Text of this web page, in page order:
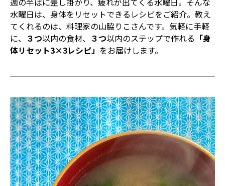
水曜日は、身体をリセットできるレシピをご紹介。教え
てくれるのは、料理家の山脇りこさんです。気軽に手軽
に、 ３つ以内の食材、 ３つ以内のステップで作れる 「身
体リセット3×3レシピ」 をお届けします。